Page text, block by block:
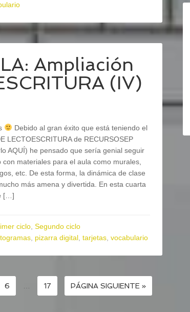
Ampliación
(IV)
Debido al gran éxito que está teniendo el
LECTOESCRITURA de RECURSOSEP
AQUÍ) he pensado que sería genial seguir
con materiales para el aula como murales,
etc. De esta forma, la dinámica de clase
más amena y divertida. En esta cuarta
[…]
ciclo Segundo ciclo
pizarra digital tarjetas vocabulario
6 17 PÁGINA SIGUIENTE »